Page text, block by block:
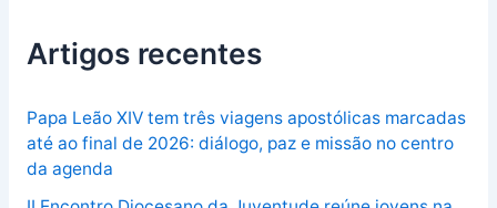
Artigos recentes
Papa Leão XIV tem três viagens apostólicas marcadas
até ao final de 2026: diálogo, paz e missão no centro
da agenda